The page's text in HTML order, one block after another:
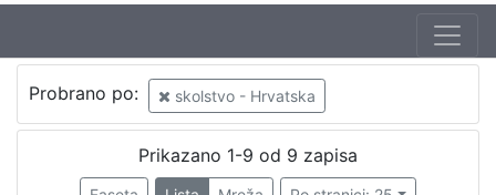
Autor
Rožankowski, Vladimir
Mosinger, Rudolf (1865. – 9. 10. 1918.)
1
Probrano po: skolstvo - Hrvatska
Prikazano 1-9 od 9 zapisa